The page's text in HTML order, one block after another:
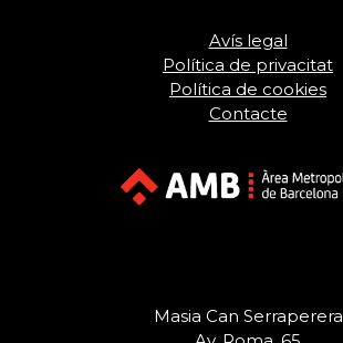
Avís legal
Política de privacitat
Política de cookies
Contacte
Masia Can Serraperera